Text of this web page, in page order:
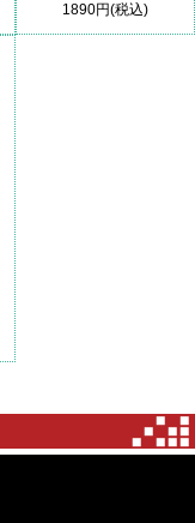
1890円(税込)